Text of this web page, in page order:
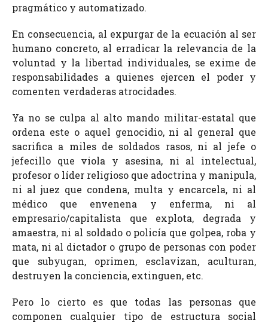
pragmático y automatizado.
En consecuencia, al expurgar de la ecuación al ser
humano concreto, al erradicar la relevancia de la
voluntad y la libertad individuales, se exime de
responsabilidades a quienes ejercen el poder y
comenten verdaderas atrocidades.
Ya no se culpa al alto mando militar-estatal que
ordena este o aquel genocidio, ni al general que
sacrifica a miles de soldados rasos, ni al jefe o
jefecillo que viola y asesina, ni al intelectual,
profesor o líder religioso que adoctrina y manipula,
ni al juez que condena, multa y encarcela, ni al
médico que envenena y enferma, ni al
empresario/capitalista que explota, degrada y
amaestra, ni al soldado o policía que golpea, roba y
mata, ni al dictador o grupo de personas con poder
que subyugan, oprimen, esclavizan, aculturan,
destruyen la conciencia, extinguen, etc.
Pero lo cierto es que todas las personas que
componen cualquier tipo de estructura social